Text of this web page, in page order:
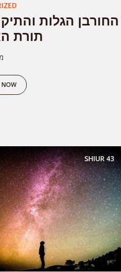
החורבן הגלות
תורת
NOW
SHIUR 43